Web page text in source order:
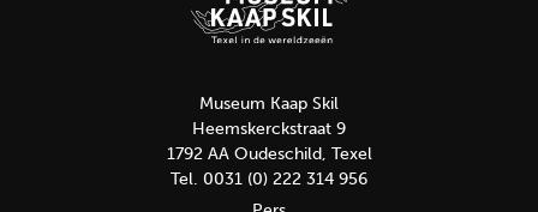
Museum Kaap Skil
Heemskerckstraat 9
1792 AA Oudeschild, Texel
Tel. 0031 (0) 222 314 956